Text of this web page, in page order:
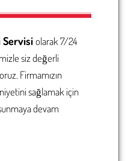
Servisiolarak 7/24
siz değerli
Firmamızın
sağlamak için
devam